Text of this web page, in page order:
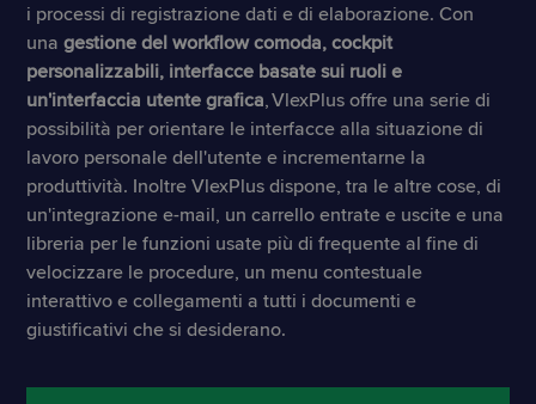
i processi di registrazione dati e di elaborazione. Con
unagestione del workflow comoda, cockpit
personalizzabili, interfacce basate sui ruoli e
un'interfaccia utente grafica, VlexPlus offre una serie di
possibilità per orientare le interfacce alla situazione di
lavoro personale dell'utente e incrementarne la
produttività. Inoltre VlexPlus dispone, tra le altre cose, di
un'integrazione e-mail, un carrello entrate e uscite e una
libreria per le funzioni usate più di frequente al fine di
velocizzare le procedure, un menu contestuale
interattivo e collegamenti a tutti i documenti e
giustificativi che si desiderano.